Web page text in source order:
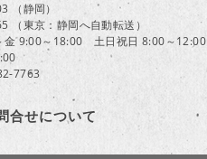
（静岡）
（東京：静岡へ自動転送）
金 9:00～18:00 土日祝日 8:00～12:00
7763
合せについて